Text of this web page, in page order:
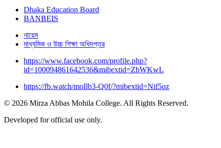
Dhaka Education Board
BANBEIS
নায়েম
মাধ্যমিক ও উচ্চ শিক্ষা অধিদপ্তর
https://www.facebook.com/profile.php?
id=100094861642536&mibextid=ZbWKwL
https://fb.watch/moIlb3-Q0f/?mibextid=Nif5oz
© 2026 Mirza Abbas Mohila College. All Rights Reserved.
Developed for official use only.